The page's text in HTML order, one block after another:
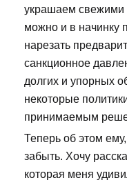
украшаем
можно и в начинку
нарезать
санкционное
долгих и упорных
некоторые
принимаемым
Теперь об этом
забыть. Хочу
которая меня